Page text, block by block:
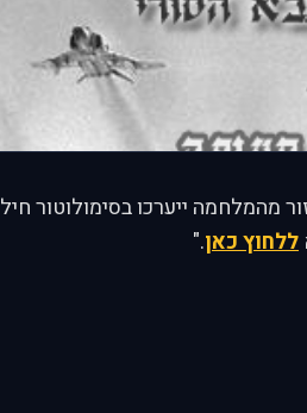
מהמלחמה ייערכו בסימולוטור חיל
ללחוץ כאן."